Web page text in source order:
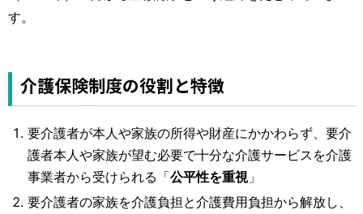
す。
介護保険制度の役割と特徴
要介護者が本人や家族の所得や財産にかかわらず、要介
護者本人や家族が望む必要で十分な介護サービスを介護
事業者から受けられる「公平性を重視」
要介護者の家族を介護負担と介護費用負担から解放し、